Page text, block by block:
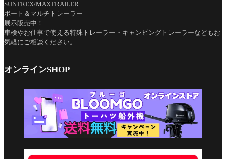
SUNTREX/MAXTRAILER
ボート＆マルチトレーラー
展示販売中！
車検やお仕事で使える特殊トレーラー・キャンピングトレーラーなどもお
気軽にご相談ください。
オンラインSHOP